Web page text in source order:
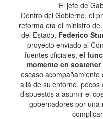
El jefe de
Dentro del Gobierno, el
reforma era el ministro
del Estado, Federico
proyecto enviado al
fuentes oficiales, el
momento en
escaso
allá de su entorno, pocos
dispuestos a asumir el
gobernadores por una